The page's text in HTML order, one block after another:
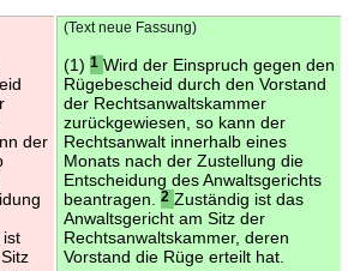
der
(Text neue Fassung)
(1) 1 Wird der Einspruch gegen den
Rügebescheid durch den Vorstand
der Rechtsanwaltskammer
zurückgewiesen, so kann der
Rechtsanwalt innerhalb eines
Monats nach der Zustellung die
Entscheidung des Anwaltsgerichts
beantragen.
2 Zuständig ist das
Anwaltsgericht am Sitz der
Rechtsanwaltskammer, deren
Vorstand die Rüge erteilt hat.